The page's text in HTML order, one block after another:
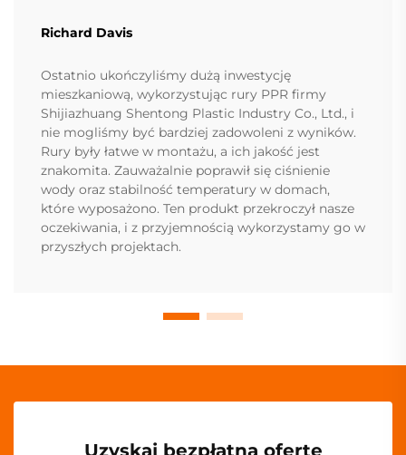
Richard Davis
Ostatnio ukończyliśmy dużą inwestycję
mieszkaniową, wykorzystując rury PPR firmy
Shijiazhuang Shentong Plastic Industry Co., Ltd., i
nie mogliśmy być bardziej zadowoleni z wyników.
Rury były łatwe w montażu, a ich jakość jest
znakomita. Zauważalnie poprawił się ciśnienie
wody oraz stabilność temperatury w domach,
które wyposażono. Ten produkt przekroczył nasze
oczekiwania, i z przyjemnością wykorzystamy go w
przyszłych projektach.
Uzyskaj bezpłatną ofertę